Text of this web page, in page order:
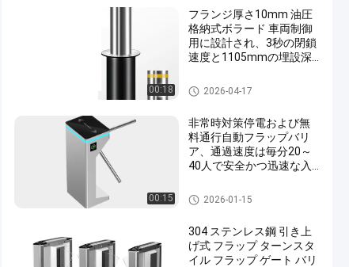
00:18
フランジ厚さ10mm 油圧
格納式ボラード 車両制御
用に設計され、3秒の閉鎖
速度と1105mmの埋設深
油圧引き込み式のボラード
2026-04-17
00:15
非常時対策停電および無
料通行自動フラップバリ
ア、通過速度は毎分20～
40人で安全かつ迅速な入
フラップバリア回転式改札口
2026-01-15
304 ステンレス鋼 引き上
げ式 フラップ ターンスタ
イル フラップ ゲート バリ